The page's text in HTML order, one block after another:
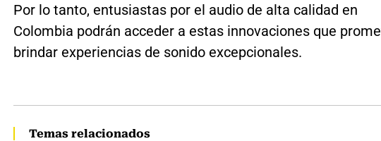
Por lo tanto, entusiastas por el audio de alta calidad en
Colombia podrán acceder a estas innovaciones que
brindar experiencias de sonido excepcionales.
Temas relacionados